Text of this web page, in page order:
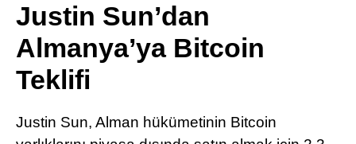
Justin Sun’dan
Almanya’ya Bitcoin
Teklifi
Justin Sun, Alman hükümetinin Bitcoin